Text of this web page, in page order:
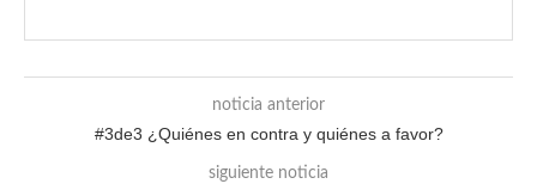
noticia anterior
#3de3 ¿Quiénes en contra y quiénes a favor?
siguiente noticia